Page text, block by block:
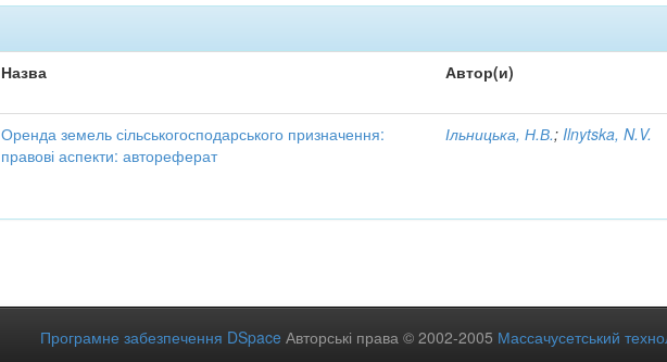
Назва Автор(и)
Оренда земель сільськогосподарського призначення:
правові аспекти: автореферат
Ільницька, Н.В.;Ilnytska, N.V.
Програмне забезпечення DSpace Авторські права © 2002-2005 Массачусетський